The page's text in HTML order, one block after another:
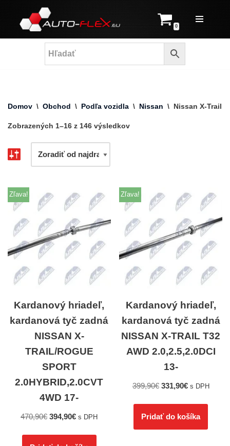
Prejsť
na
0
Domov \ Obchod \ Podľa vozidla \ Nissan \ Nissan X-Trail
Zobrazených 1–16 z 146 výsledkov
Zľava!
Kardanový hriadeľ,
kardanová tyč zadná
NISSAN X-
TRAIL/ROGUE
SPORT
2.0HYBRID,2.0CVT
4WD 17-
470,90€ 394,90€ s DPH
Zľava!
Kardanový hriadeľ,
kardanová tyč zadná
NISSAN X-TRAIL T32
AWD 2.0,2.5,2.0DCI
13-
399,90€ 331,90€ s DPH
Pridať do košíka